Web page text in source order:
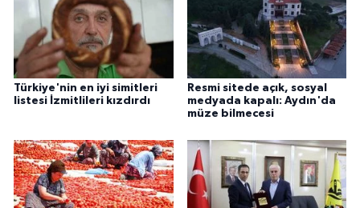
Türkiye'nin en iyi simitleri
listesi İzmitlileri kızdırdı
Resmi sitede açık, sosyal
medyada kapalı: Aydın'da
müze bilmecesi